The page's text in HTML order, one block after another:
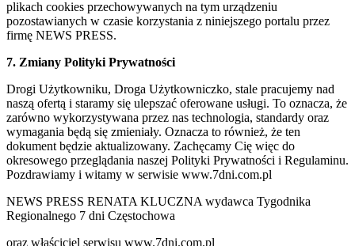
plikach cookies przechowywanych na tym urządzeniu
pozostawianych w czasie korzystania z niniejszego portalu przez
firmę NEWS PRESS.
7. Zmiany Polityki Prywatności
Drogi Użytkowniku, Droga Użytkowniczko, stale pracujemy nad
naszą ofertą i staramy się ulepszać oferowane usługi. To oznacza, że
zarówno wykorzystywana przez nas technologia, standardy oraz
wymagania będą się zmieniały. Oznacza to również, że ten
dokument będzie aktualizowany. Zachęcamy Cię więc do
okresowego przeglądania naszej Polityki Prywatności i Regulaminu.
Pozdrawiamy i witamy w serwisie www.7dni.com.pl
NEWS PRESS RENATA KLUCZNA wydawca Tygodnika
Regionalnego 7 dni Częstochowa
oraz właściciel serwisu www.7dni.com.pl